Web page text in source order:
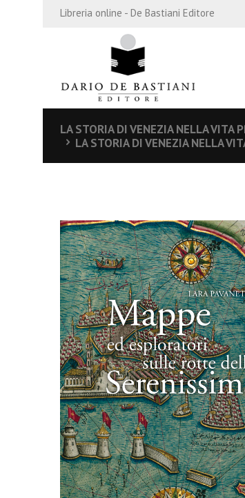
Libreria online - De Bastiani Editore
LA STORIA DI VENEZIA NELLA VITA
LA STORIA DI VENEZIA NELLA